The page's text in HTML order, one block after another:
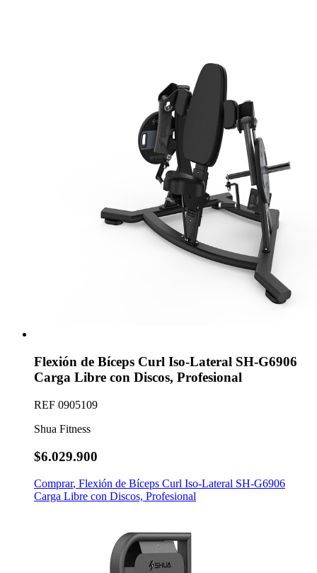
Flexión de Bíceps Curl Iso-Lateral SH-G6906
Carga Libre con Discos, Profesional
REF 0905109
Shua Fitness
$6.029.900
Comprar, Flexión de Bíceps Curl Iso-Lateral SH-G6906
Carga Libre con Discos, Profesional